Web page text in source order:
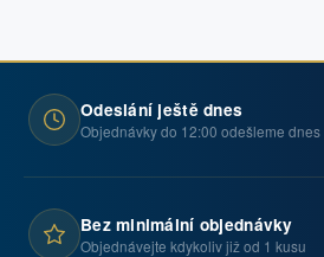
Odeslání ještě dnes
Objednávky do 12:00 odešleme dnes
Bez minimální objednávky
Objednávejte kdykoliv již od 1 kusu